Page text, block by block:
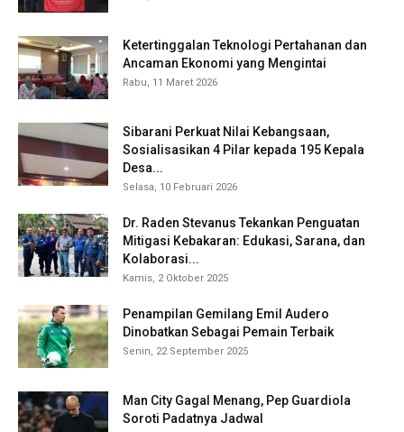
Ketertinggalan Teknologi Pertahanan dan
Ancaman Ekonomi yang Mengintai
Rabu, 11 Maret 2026
Sibarani Perkuat Nilai Kebangsaan,
Sosialisasikan 4 Pilar kepada 195 Kepala
Desa...
Selasa, 10 Februari 2026
Dr. Raden Stevanus Tekankan Penguatan
Mitigasi Kebakaran: Edukasi, Sarana, dan
Kolaborasi...
Kamis, 2 Oktober 2025
Penampilan Gemilang Emil Audero
Dinobatkan Sebagai Pemain Terbaik
Senin, 22 September 2025
Man City Gagal Menang, Pep Guardiola
Soroti Padatnya Jadwal